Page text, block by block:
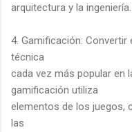
arquitectura y la ingeniería.
4. Gamificación: Convertir
técnica
cada vez más popular en
gamificación utiliza
elementos de los juegos,
las